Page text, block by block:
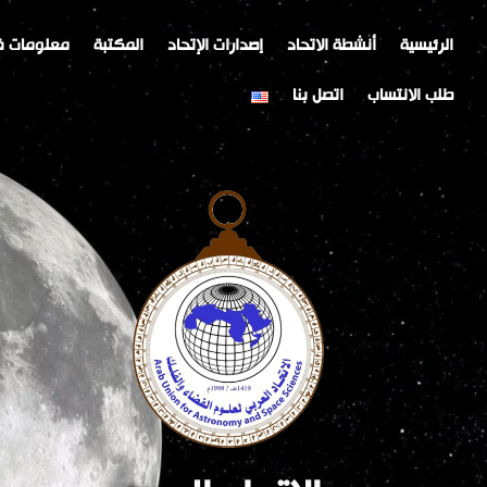
تخطي
إلى
المحتوى
الرئيسية أنشطة الاتحاد إصدارات الإتحاد المكتبة معلومات
طلب الانتساب
اتصل بنا
Post
navigation